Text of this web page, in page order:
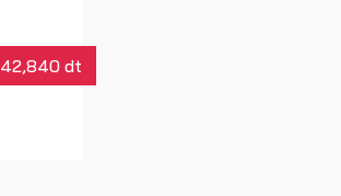
42,840 dt